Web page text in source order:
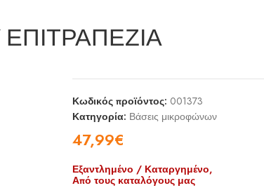
Κωδικός προϊόντος: 001373
Κατηγορία: Βάσεις μικροφώνων
47,99€
Εξαντλημένο / Καταργημένο,
Από τους καταλόγους μας